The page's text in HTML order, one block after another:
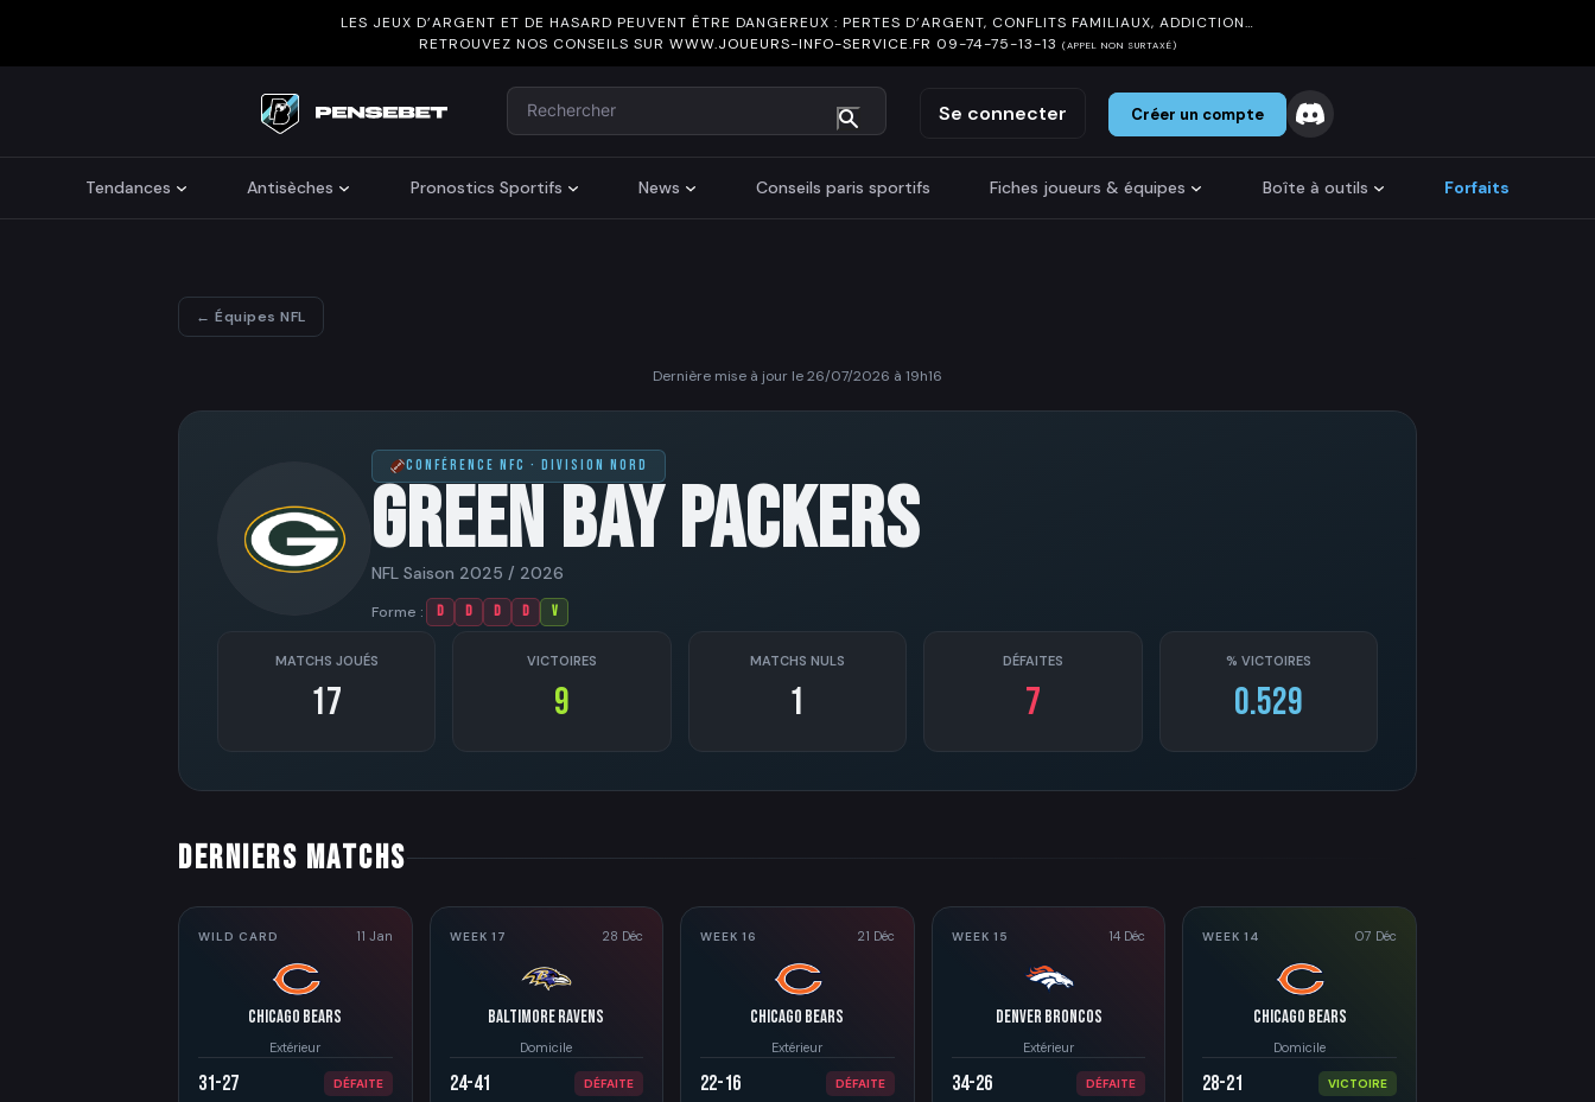
LES JEUX D’ARGENT ET DE HASARD PEUVENT ÊTRE DANGEREUX : PERTES D’ARGENT, CONFLITS FAMILIAUX, ADDICTION…
RETROUVEZ NOS CONSEILS SUR WWW.JOUEURS-INFO-SERVICE.FR 09-74-75-13-13 (APPEL NON SURTAXÉ)
Rechercher
Search Se connecter Créer un compte
Tendances Antisèches Pronostics Sportifs News Conseils paris sportifs Fiches joueurs & équipes Boîte à outils Forfaits
← Équipes NFL
Dernière mise à jour le 26/07/2026 à 19h16
CONFÉRENCE NFC · DIVISION NORD
GREEN BAY PACKERS
NFL Saison 2025 / 2026
Forme : D D D D V
MATCHS JOUÉS
17
VICTOIRES
9
MATCHS NULS
1
DÉFAITES
7
% VICTOIRES
0.529
DERNIERS MATCHS
WILD CARD 11 Jan
Chicago Bears
Extérieur
31-27 DÉFAITE
WEEK 17 28 Déc
Baltimore Ravens
Domicile
24-41 DÉFAITE
WEEK 16 21 Déc
Chicago Bears
Extérieur
22-16 DÉFAITE
WEEK 15 14 Déc
Denver Broncos
Extérieur
34-26 DÉFAITE
WEEK 14 07 Déc
Chicago Bears
Domicile
28-21 VICTOIRE